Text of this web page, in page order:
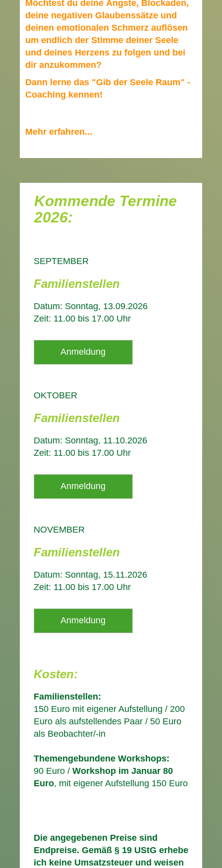
Möchtest du deine Ängste, Blockaden,
deine negativen Glaubenssätze und
deinen emotionalen Schmerz auflösen
um endlich der Stimme deiner Seele
und deines Herzens zu folgen und bei
dir anzukommen?
Dann lerne das "Gib der Seele Raum" -
Coaching kennen!
Mehr erfahren...
Kommende Termine
2026:
SEPTEMBER
Familienstellen
Datum: Sonntag, 13.09.2026
Zeit: 11.00 bis 17.00 Uhr
Anmeldung
OKTOBER
Familienstellen
Datum: Sonntag, 11.10.2026
Zeit: 11.00 bis 17.00 Uhr
Anmeldung
NOVEMBER
Familienstellen
Datum: Sonntag, 15.11.2026
Zeit: 11.00 bis 17.00 Uhr
Anmeldung
Kosten:
Familienstellen:
150 Euro mit eigener Aufstellung / 200
Euro als aufstellendes Paar / 50 Euro
als Beobachter/-in
Themengebundene Workshops:
90 Euro / Workshop im Januar 80
Euro, mit eigener Aufstellung 150 Euro
Die angegebenen Preise sind
Endpreise. Gemäß § 19 UStG erhebe
ich keine Umsatzsteuer und weisen